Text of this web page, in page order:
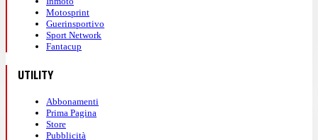
Motosprint
Guerinsportivo
Sport Network
Fantacup
UTILITY
Abbonamenti
Prima Pagina
Store
Pubblicità